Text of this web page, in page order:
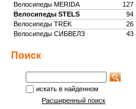
127
Велосипеды MERIDA
94
Велосипеды STELS
26
Велосипеды TREK
43
Велосипеды СИБВЕЛЗ
Поиск
искать в найденном
Расширенный поиск